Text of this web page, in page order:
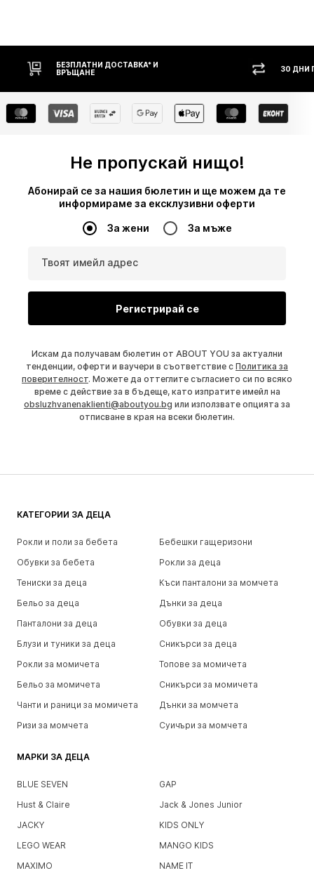
ДОСТАВКА* И
30 ДНИ ПРАВО НА ВРЪЩАНЕ
Не пропускай нищо!
Абонирай се за нашия бюлетин и ще можем да те
информираме за ексклузивни оферти
За жени За мъже
Твоят имейл адрес
Регистрирай се
Искам да получавам бюлетин от ABOUT YOU за актуални
тенденции, оферти и ваучери в съответствие с Политика за
поверителност. Можете да оттеглите съгласието си по всяко
време с действие за в бъдеще, като изпратите имейл на
obsluzhvanenaklienti@aboutyou.bg или използвате опцията за
отписване в края на всеки бюлетин.
КАТЕГОРИИ ЗА ДЕЦА
Рокли и поли за бебета
Бебешки гащеризони
Обувки за бебета
Рокли за деца
Тениски за деца
Къси панталони за момчета
Бельо за деца
Дънки за деца
Панталони за деца
Обувки за деца
Блузи и туники за деца
Сникърси за деца
Рокли за момичета
Топове за момичета
Бельо за момичета
Сникърси за момичета
Чанти и раници за момичета
Дънки за момчета
Ризи за момчета
Суичъри за момчета
МАРКИ ЗА ДЕЦА
BLUE SEVEN
GAP
Hust & Claire
Jack & Jones Junior
JACKY
KIDS ONLY
LEGO WEAR
MANGO KIDS
MAXIMO
NAME IT